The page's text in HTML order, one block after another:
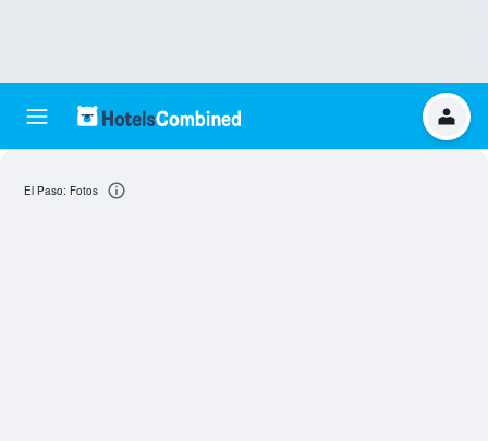
El Paso: Fotos